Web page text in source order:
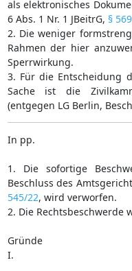
als elektronisches
6 Abs. 1 Nr. 1 JBeitrG, §
2. Die weniger
Rahmen der hier
Sperrwirkung.
3. Für die Entscheidung
Sache ist die
(entgegen LG Berlin,
In pp.
1. Die sofortige
Beschluss des
545/22, wird verworfen.
2. Die Rechtsbeschwerde
Gründe
I.